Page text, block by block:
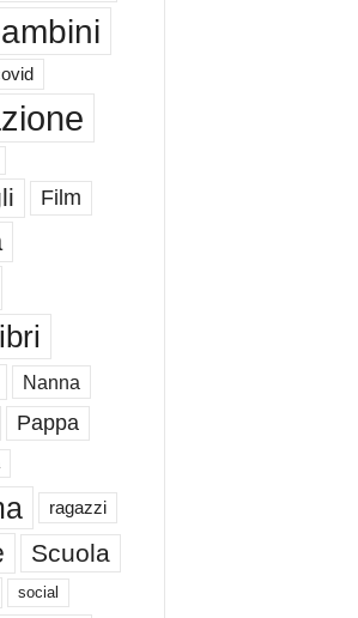
Film
Nanna
Pappa
ragazzi
Scuola
social